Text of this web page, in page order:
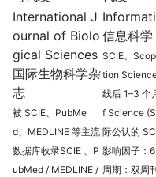
International J
ournal of Biolo
gical Sciences
国际生物科学杂
志
被 SCIE、PubMe
d、MEDLINE 等主流
数据库收录SCIE 、P
ubMed / MEDLINE /
信息科学
SCIE、
tion
线后 1–3 个
f Science
际公认的
影响因子：
周期：双周